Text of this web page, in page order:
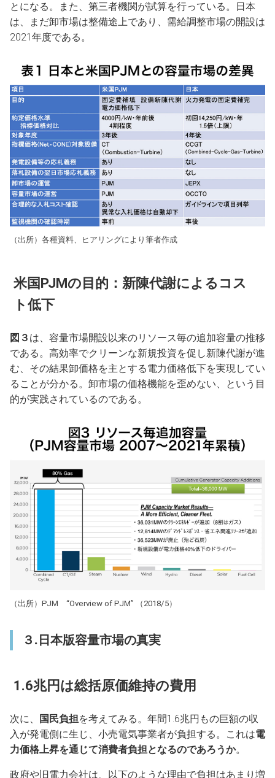
とになる。また、第三者機関が試算を行っている。日本
は、まだ卸市場は整備途上であり、需給調整市場の開設は
2021年度である。
（出所）各種資料、ヒアリングにより筆者作成
米国PJMの目的：新陳代謝によるコス
ト低下
図３ は、容量市場開設以来のリソース毎の追加容量の推移
である。高効率でクリーンな新規投資を促し新陳代謝が進
む、その結果卸価格を主とする電力価格低下を実現してい
ることが分かる。卸市場の価格機能を歪めない、という目
的が実践されているのである。
（出所）PJM “Overview of PJM” （2018/5）
３.日本版容量市場の真実
1.6兆円は総括原価維持の費用
次に、 国民負担を考えてみる。年間1.6兆円もの巨額の収
入が発電側に生じ、小売電気事業者が負担する。これは電
力価格上昇を通じて消費者負担となるのであろうか。
政府や旧電力会社は、以下のような理由で負担はあまり増